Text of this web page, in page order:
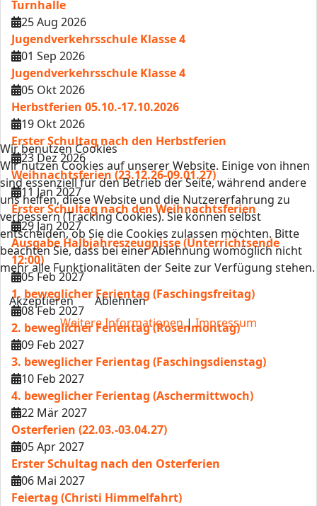
Turnhalle
25 Aug 2026
Jugendverkehrsschule Klasse 4
01 Sep 2026
Jugendverkehrsschule Klasse 4
05 Okt 2026
Herbstferien 05.10.-17.10.2026
19 Okt 2026
Erster Schultag nach den Herbstferien
23 Dez 2026
Weihnachtsferien (23.12.26-09.01.27)
11 Jan 2027
Erster Schultag nach den Weihnachtsferien
29 Jan 2027
Ausgabe Halbjahreszeugnisse (Unterrichtsende
12:00)
05 Feb 2027
1. beweglicher Ferientag (Faschingsfreitag)
08 Feb 2027
2. beweglicher Ferientag (Rosenmontag)
09 Feb 2027
3. beweglicher Ferientag (Faschingsdienstag)
10 Feb 2027
4. beweglicher Ferientag (Aschermittwoch)
22 Mär 2027
Osterferien (22.03.-03.04.27)
05 Apr 2027
Erster Schultag nach den Osterferien
06 Mai 2027
Feiertag (Christi Himmelfahrt)
Wir benutzen Cookies
Wir nutzen Cookies auf unserer Website. Einige von ihnen
sind essenziell für den Betrieb der Seite, während andere
uns helfen, diese Website und die Nutzererfahrung zu
verbessern (Tracking Cookies). Sie können selbst
entscheiden, ob Sie die Cookies zulassen möchten. Bitte
beachten Sie, dass bei einer Ablehnung womöglich nicht
mehr alle Funktionalitäten der Seite zur Verfügung stehen.
Akzeptieren
Ablehnen
Weitere Informationen|Impressum